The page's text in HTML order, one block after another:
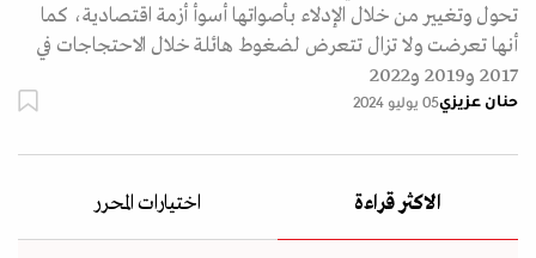
تحول وتغيير من خلال الإدلاء بأصواتها أسوأ أزمة اقتصادية، كما
أنها تعرضت ولا تزال تتعرض لضغوط هائلة خلال الاحتجاجات في
2017 و2019 و2022
حنان عزيزي05 يوليو 2024
الاكثر قراءة اختيارات المحرر